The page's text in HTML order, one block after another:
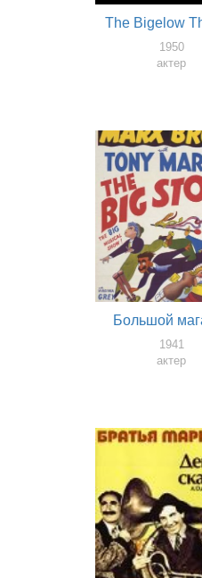
The Bigelow
1950
актер
Большой
1941
актер